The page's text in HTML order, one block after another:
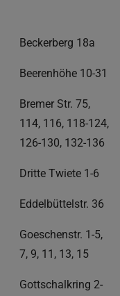
Beckerberg 18a
Beerenhöhe 10-31
Bremer Str. 75,
114, 116, 118-124,
126-130, 132-136
Dritte Twiete 1-6
Eddelbüttelstr. 36
Goeschenstr. 1-5,
7, 9, 11, 13, 15
Gottschalkring 2-